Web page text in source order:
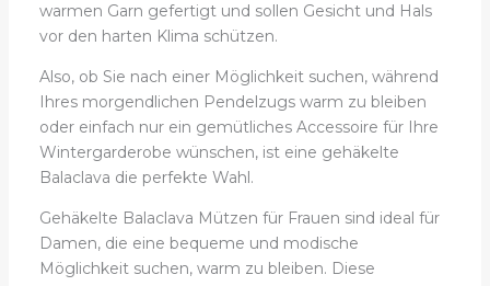
warmen Garn gefertigt und sollen Gesicht und Hals
vor den harten Klima schützen.
Also, ob Sie nach einer Möglichkeit suchen, während
Ihres morgendlichen Pendelzugs warm zu bleiben
oder einfach nur ein gemütliches Accessoire für Ihre
Wintergarderobe wünschen, ist eine gehäkelte
Balaclava die perfekte Wahl.
Gehäkelte Balaclava Mützen für Frauen sind ideal für
Damen, die eine bequeme und modische
Möglichkeit suchen, warm zu bleiben. Diese